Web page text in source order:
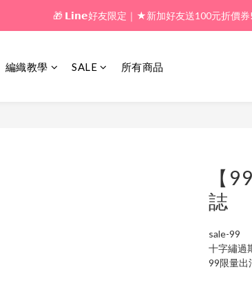
🎁 新好友購物金｜★加入新會員領券送100元!
編織教學 SALE 所有商品
【
誌
sale-99
十字繡過
99限量出